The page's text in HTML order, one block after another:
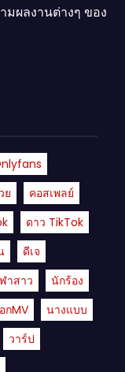
มผลงานต่างๆ ของ
ย
คอสเพลย์
ดาว TikTok
ดีเจ
าสาว
นักร้อง
กMV
นางแบบ
วาร์ป